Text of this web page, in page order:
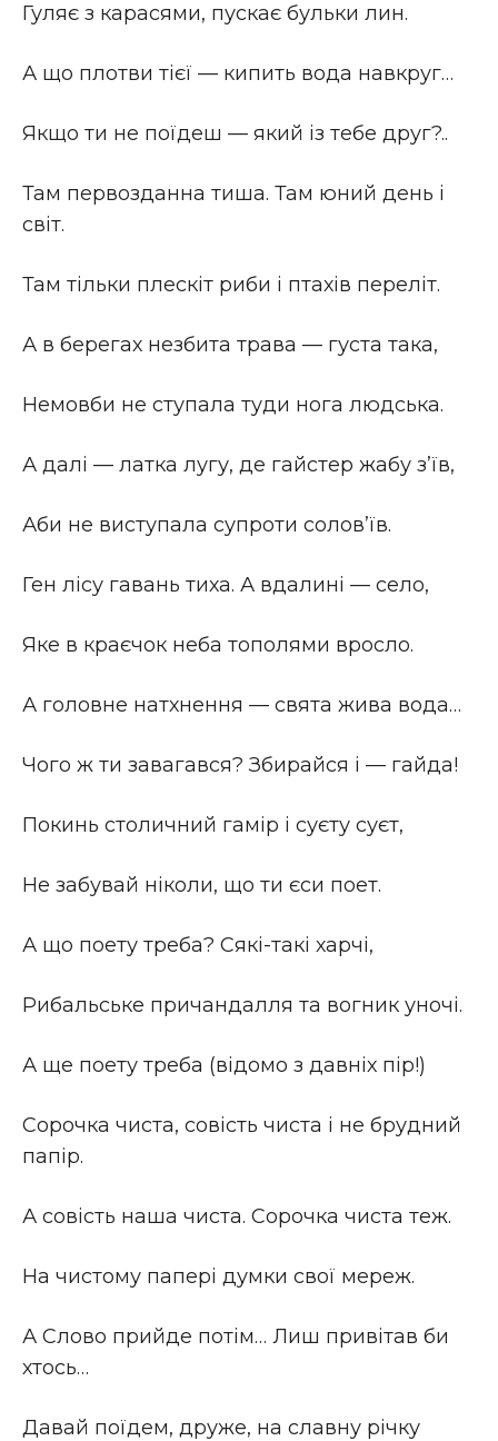
Гуляє з карасями, пускає бульки лин.
А що плотви тієї — кипить вода навкруг…
Якщо ти не поїдеш — який із тебе друг?..
Там первозданна тиша. Там юний день і
світ.
Там тільки плескіт риби і птахів переліт.
А в берегах незбита трава — густа така,
Немовби не ступала туди нога людська.
А далі — латка лугу, де гайстер жабу з’їв,
Аби не виступала супроти солов’їв.
Ген лісу гавань тиха. А вдалині — село,
Яке в краєчок неба тополями вросло.
А головне натхнення — свята жива вода…
Чого ж ти завагався? Збирайся і — гайда!
Покинь столичний гамір і суєту суєт,
Не забувай ніколи, що ти єси поет.
А що поету треба? Сякі-такі харчі,
Рибальське причандалля та вогник уночі.
А ще поету треба (відомо з давніх пір!)
Сорочка чиста, совість чиста і не брудний
папір.
А совість наша чиста. Сорочка чиста теж.
На чистому папері думки свої мереж.
А Слово прийде потім… Лиш привітав би
хтось…
Давай поїдем, друже, на славну річку